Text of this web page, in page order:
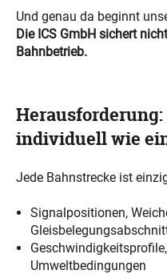
Und genau da beginnt
Die ICS GmbH sichert
Bahnbetrieb.
Herausforderung:
individuell wie
Jede Bahnstrecke ist
Signalpositionen,
Umweltbedingungen